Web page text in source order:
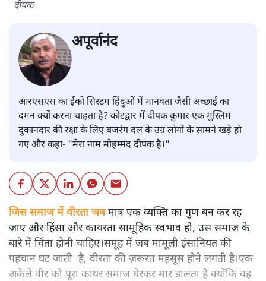
दीपक
अपूर्वानंद
आरएसएस का ईको सिस्टम हिंदुओं में मानवता जैसी अच्छाई का
दमन क्यों करना चाहता है? कोटद्वार में दीपक कुमार एक मुस्लिम
दुकानदार की रक्षा के लिए बजरंग दल के उग्र लोगों के सामने खड़े हो
गए और कहा- "मेरा नाम मोहम्मद दीपक है।"
जिस समाज में वीरता जबमात्र एक व्यक्ति का गुण बन कर रह
जाए और हिंसा और कायरता सामूहिक स्वभाव हो, उस समाज के
बारे में चिंता होनी चाहिए।समूह में जब मामूली इंसानियत की
पहचान घट जाती है, वीरता की ज़रूरत महसूस होने लगती है।एक
अकेले वीर को पूरा कायर समाज घेरकर मार डालता है क्योंकि वह